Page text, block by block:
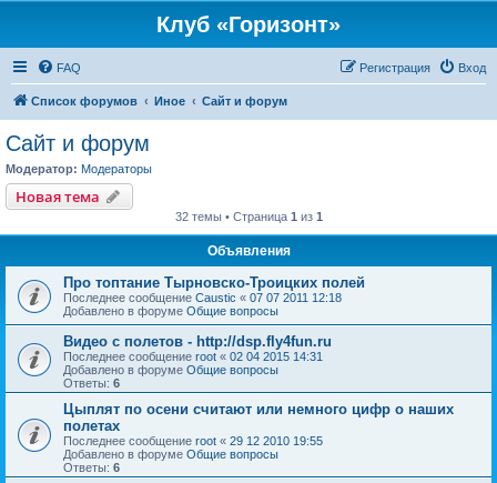
Клуб «Горизонт»
FAQ Вход
Регистрация
Список форумов Иное Сайт и форум
Сайт и форум
Модератор: Модераторы
Новая тема
32 темы • Страница 1 из 1
Объявления
Про топтание Тырновско-Троицких полей
Последнее сообщение Caustic « 07 07 2011 12:18
Добавлено в форуме Общие вопросы
Видео с полетов - http://dsp.fly4fun.ru
Последнее сообщение root « 02 04 2015 14:31
Добавлено в форуме Общие вопросы
Ответы: 6
Цыплят по осени считают или немного цифр о наших
полетах
Последнее сообщение root « 29 12 2010 19:55
Добавлено в форуме Общие вопросы
Ответы: 6